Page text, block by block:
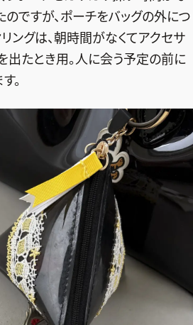
ですが、ポーチをバッグの外につ
ングは、朝時間がなくてアクセサ
出たとき用。人に会う予定の前に
。